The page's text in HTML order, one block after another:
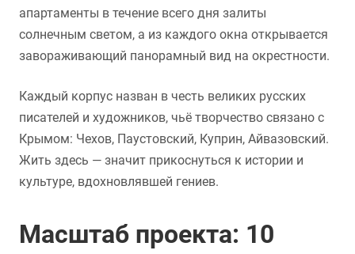
апартаменты в течение всего дня залиты
солнечным светом, а из каждого окна открывается
завораживающий панорамный вид на окрестности.
Каждый корпус назван в честь великих русских
писателей и художников, чьё творчество связано с
Крымом: Чехов, Паустовский, Куприн, Айвазовский.
Жить здесь — значит прикоснуться к истории и
культуре, вдохновлявшей гениев.
Масштаб проекта: 10